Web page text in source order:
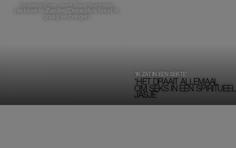
Isabelle Boer deelt haar favoriete
plekken in Zwolle: 'Deze plek houd ik
graag verborgen'
‘HET DRAAIT ALLEMAAL
OM SEKS IN EEN SPIRITUEEL
JASJE’
‘IK ZAT IN EEN SEKTE’